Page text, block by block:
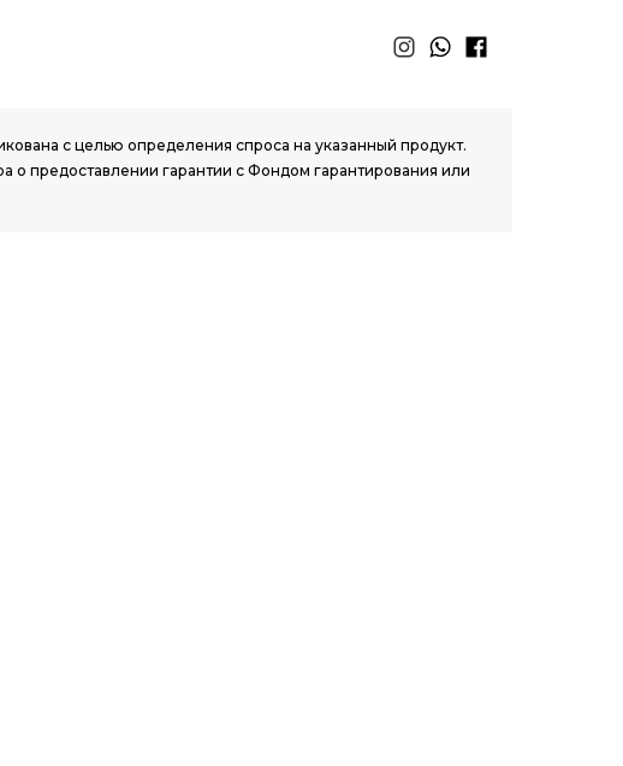
с целью определения спроса на указанный продукт.
о предоставлении гарантии с Фондом гарантирования или